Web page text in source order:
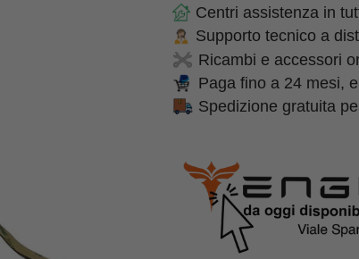
Centri assistenza in
Supporto tecnico a
Ricambi e accessori
Paga fino a 24 mesi,
Spedizione gratuita